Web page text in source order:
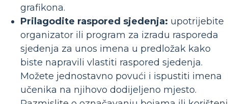
grafikona.
Prilagodite raspored sjedenja: upotrijebite
organizator ili program za izradu rasporeda
sjedenja za unos imena u predložak kako
biste napravili vlastiti raspored sjedenja.
Možete jednostavno povući i ispustiti imena
učenika na njihovo dodijeljeno mjesto.